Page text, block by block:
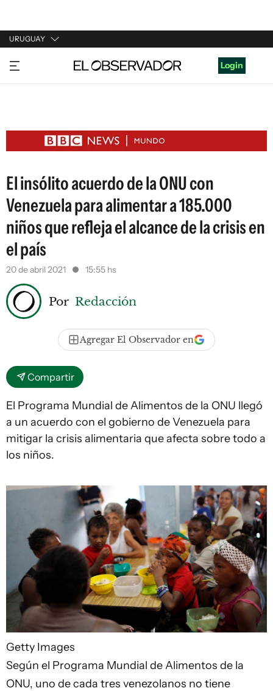
URUGUAY
URUGUAY
ARGENTINA
ESTADOS UNIDOS
Login
El insólito acuerdo de la ONU con
Venezuela para alimentar a 185.000
niños que refleja el alcance de la crisis en
el país
20 de abril 2021 15:55 hs
Por Redacción
Agregar El Observador en
Compartir
El Programa Mundial de Alimentos de la ONU llegó
a un acuerdo con el gobierno de Venezuela para
mitigar la crisis alimentaria que afecta sobre todo a
los niños.
Getty Images
Según el Programa Mundial de Alimentos de la
ONU, uno de cada tres venezolanos no tiene